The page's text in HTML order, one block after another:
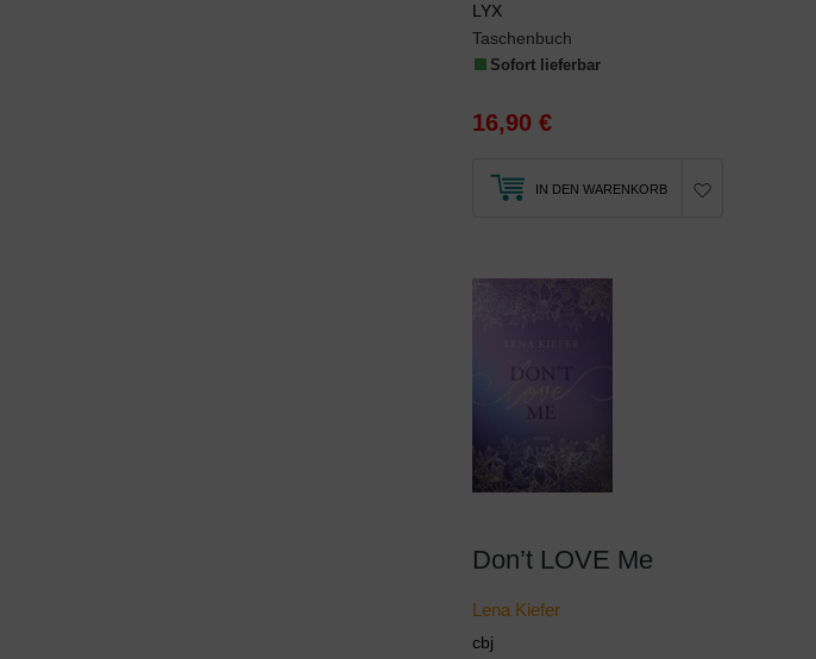
LYX
Taschenbuch
Sofort lieferbar
16,90 €
IN DEN WARENKORB
Don’t LOVE Me
Lena Kiefer
cbj